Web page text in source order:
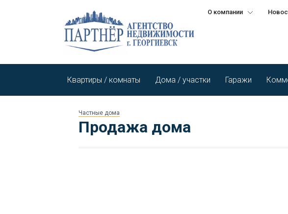
О компании
Квартиры / комнаты Дома / участки Гаражи
Частные дома
Продажа дома